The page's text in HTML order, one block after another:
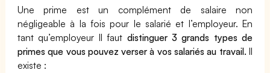
Une prime est un complément de salaire non
négligeable à la fois pour le salarié et l’employeur. En
tant qu’employeur Il faut distinguer 3 grands types de
primes que vous pouvez verser à vos salariés au travail. Il
existe :